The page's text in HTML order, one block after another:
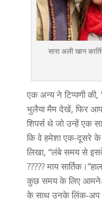
सारा अली खान
एक अन्य ने टिप्पणी की,
भुलैया मैम देखें, फिर
शिपर्स थे जो उन्हें एक
कि वे हमेशा एक-दूसरे
लिखा, “लंबे समय से
????? माय
कुछ समय के लिए आमने-
के साथ उनके लिंक-अप